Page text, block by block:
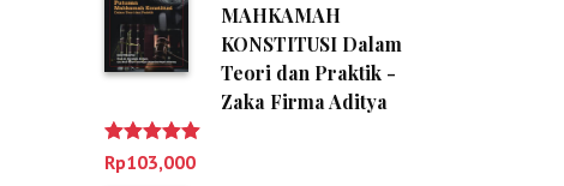
MAHKAMAH
KONSTITUSI Dalam
Teori dan Praktik -
Zaka Firma Aditya
Dinilai 5.00
dari 5
Rp103,000